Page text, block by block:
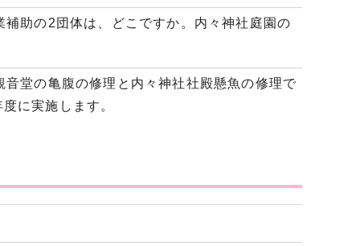
助の2団体は、どこですか。内々神社庭園の
堂の亀腹の修理と内々神社社殿懸魚の修理で
に実施します。